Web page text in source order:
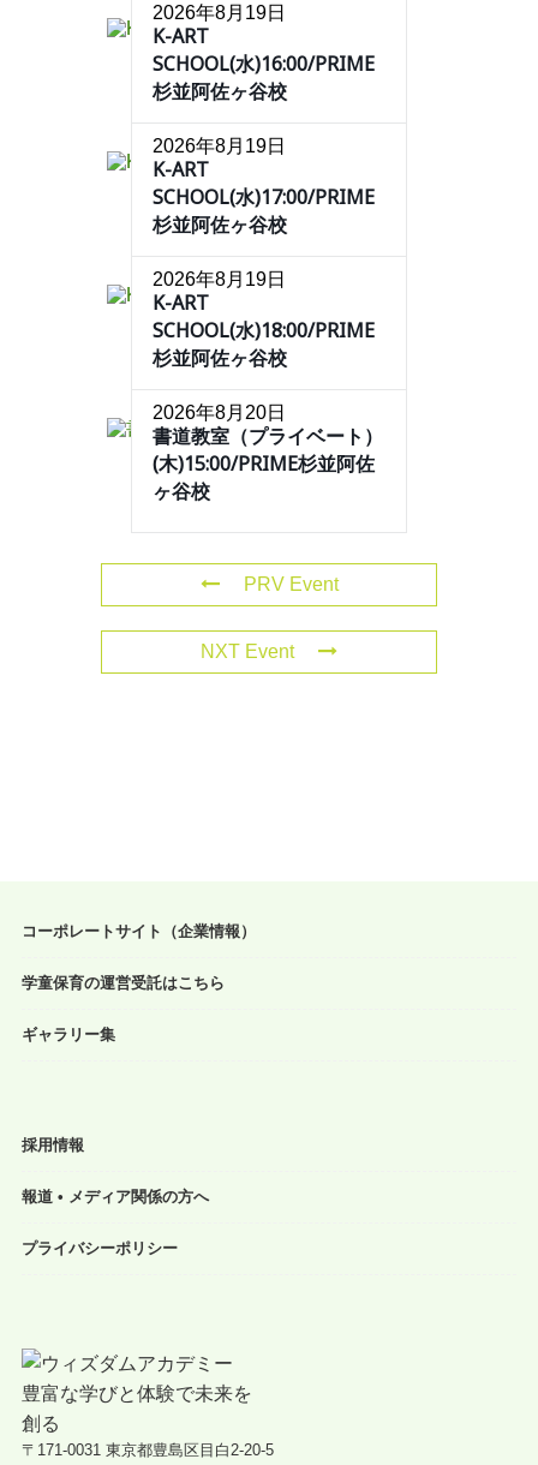
2026年8月19日
K-ART
SCHOOL(水)16:00/PRIME
杉並阿佐ヶ谷校
2026年8月19日
K-ART
SCHOOL(水)17:00/PRIME
杉並阿佐ヶ谷校
2026年8月19日
K-ART
SCHOOL(水)18:00/PRIME
杉並阿佐ヶ谷校
2026年8月20日
書道教室（プライベート）
(木)15:00/PRIME杉並阿佐
ヶ谷校
PRV Event
NXT Event
コーポレートサイト（企業情報）
学童保育の運営受託はこちら
ギャラリー集
採用情報
報道 • メディア関係の方へ
プライバシーポリシー
〒171-0031 東京都豊島区目白2-20-5